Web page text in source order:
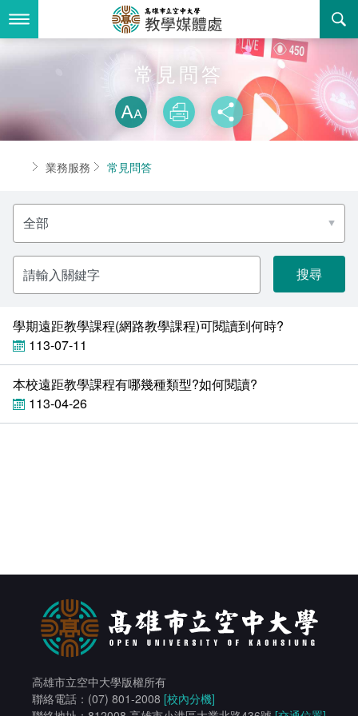
到
要
最新消息
關於教學媒體處
組織職掌
聯絡資訊
活動花絮
諮詢信箱
業務服務
法令規章
常見問答
相關連結
其他
書表下載
回空大首頁
常見問答
略過字型切
放大
列印 分享
首頁業務服務 常見問答
選
擇
分
類
關
鍵
字
學期遠距教學課程(網路教學課程)可閱讀到何時?
113-07-11
本校遠距教學課程有哪幾種類型?如何閱讀?
113-04-26
高雄市立空中大學版權所有
聯絡電話：(07) 801-2008 [校內分機]